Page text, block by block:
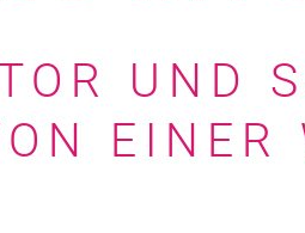
UND
EINER